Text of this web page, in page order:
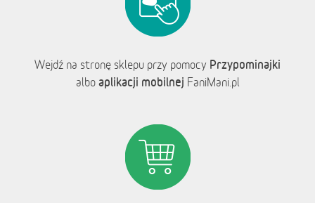
Wejdź na stronę sklepu przy pomocy Przypominajki
albo aplikacji mobilnej FaniMani.pl